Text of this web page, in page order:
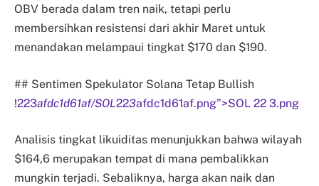
OBV berada dalam tren naik, tetapi perlu
membersihkan resistensi dari akhir Maret untuk
menandakan melampaui tingkat $170 dan $190.
## Sentimen Spekulator Solana Tetap Bullish
!223afdc1d61af/SOL223afdc1d61af.png”>SOL 22 3.png
Analisis tingkat likuiditas menunjukkan bahwa wilayah
$164,6 merupakan tempat di mana pembalikkan
mungkin terjadi. Sebaliknya, harga akan naik dan